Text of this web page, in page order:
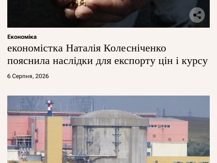
Економіка
економістка Наталія Колесніченко
пояснила наслідки для експорту цін і курсу
6 Серпня, 2026